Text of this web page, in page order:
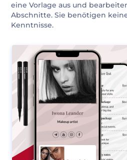
eine Vorlage aus und
Abschnitte. Sie benötigen
Kenntnisse.